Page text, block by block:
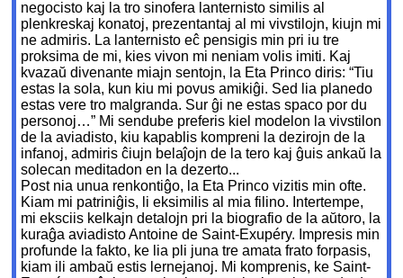
negocisto kaj la tro sinofera lanternisto similis al
plenkreskaj konatoj, prezentantaj al mi vivstilojn, kiujn mi
ne admiris. La lanternisto eĉ pensigis min pri iu tre
proksima de mi, kies vivon mi neniam volis imiti. Kaj
kvazaŭ divenante miajn sentojn, la Eta Princo diris: “Tiu
estas la sola, kun kiu mi povus amikiĝi. Sed lia planedo
estas vere tro malgranda. Sur ĝi ne estas spaco por du
personoj…” Mi sendube preferis kiel modelon la vivstilon
de la aviadisto, kiu kapablis kompreni la dezirojn de la
infanoj, admiris ĉiujn belaĵojn de la tero kaj ĝuis ankaŭ la
solecan meditadon en la dezerto...
Post nia unua renkontiĝo, la Eta Princo vizitis min ofte.
Kiam mi patriniĝis, li eksimilis al mia filino. Intertempe,
mi eksciis kelkajn detalojn pri la biografio de la aŭtoro, la
kuraĝa aviadisto Antoine de Saint-Exupéry. Impresis min
profunde la fakto, ke lia pli juna tre amata frato forpasis,
kiam ili ambaŭ estis lernejanoj. Mi komprenis, ke Saint-